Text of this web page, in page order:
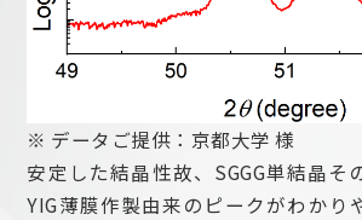
※ データご提供：京都大学 様
安定した結晶性故、SGGG単結晶そ
YIG薄膜作製由来のピークがわかり